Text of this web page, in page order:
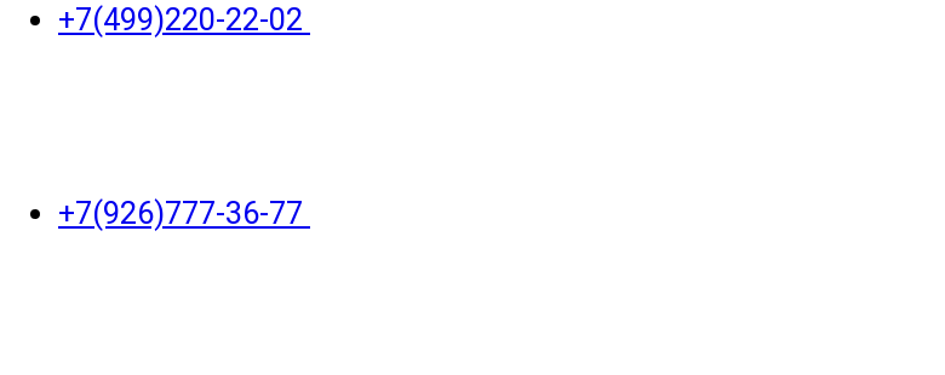
+7(499)220-22-02
+7(926)777-36-77